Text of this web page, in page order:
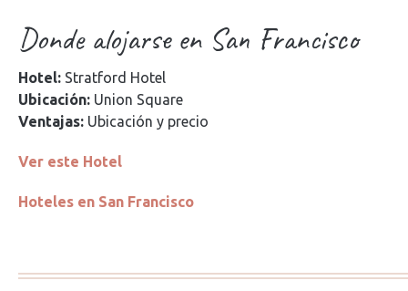
Donde alojarse en San Francisco
Hotel: Stratford Hotel
Ubicación: Union Square
Ventajas: Ubicación y precio
Ver este Hotel
Hoteles en San Francisco